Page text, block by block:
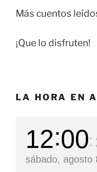
Más cuentos
¡Que lo disfruten!
LA HORA EN
12 00
sábado, agosto